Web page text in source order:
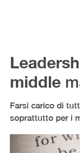
middle
Farsi carico di
soprattutto per i